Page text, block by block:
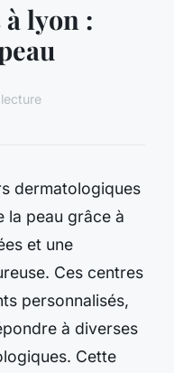
lyon :
dermatologiques
la peau grâce à
et une
Ces centres
personnalisés,
à diverses
Cette